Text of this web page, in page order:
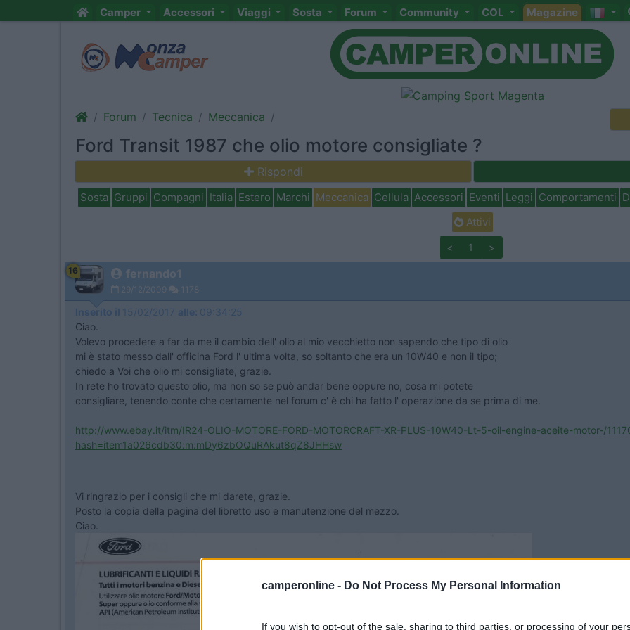
camperonline - Do Not Process My Personal Information
If you wish to opt-out of the sale, sharing to third parties, or processing of your
Camper Accessori Viaggi Sosta Forum Community COL Magazine
Forum Tecnica Meccanica
Ford Transit 1987 che olio motore consigliate ?
Rispondi
Sosta Gruppi Compagni Italia Estero Marchi Meccanica Cellula Accessori Eventi Leggi Comportamenti
Attivi
< 1 >
16 fernando1
29/12/2009 1178
Inserito il 15/02/2017 alle: 09:34:25
Ciao.
Volevo procedere a far da me il cambio dell' olio al mio vecchietto non sapendo che tipo di olio
mi è stato messo dall' officina Ford l' ultima volta, so soltanto che era un 10W40 e non il tipo;
chiedo a Voi che olio mi consigliate, grazie.
In rete ho trovato questo olio, ma non so se può andar bene oppure no, cosa mi potete
consigliare, tenendo conte che certamente nel forum c' è chi ha fatto l' operazione da se prima di me.
http://www.ebay.it/itm/IR24-OLIO-MOTORE-FORD-MOTORCRAFT-XR-PLUS-10W40-Lt-5-oil-engine-aceite-motor-/
hash=item1a026cdb30:m:mDy6zbOQuRAkut8qZ8JHHsw
Vi ringrazio per i consigli che mi darete, grazie.
Posto la copia della pagina del libretto uso e manutenzione del mezzo.
Ciao.